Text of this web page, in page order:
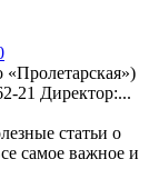
21 Директор:...
статьи о
самое важное и